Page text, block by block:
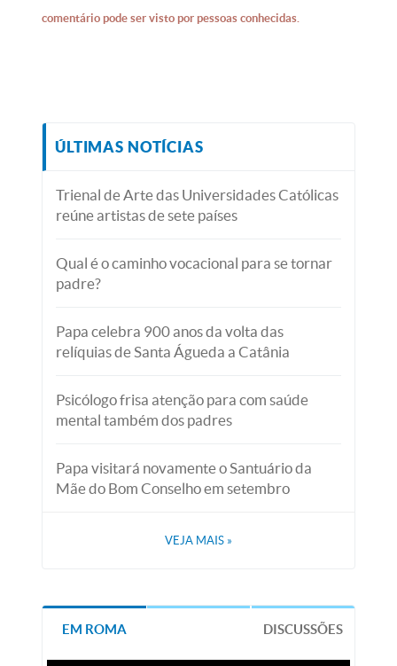
comentário pode ser visto por pessoas conhecidas.
ÚLTIMAS NOTÍCIAS
Trienal de Arte das Universidades Católicas
reúne artistas de sete países
Qual é o caminho vocacional para se tornar
padre?
Papa celebra 900 anos da volta das
relíquias de Santa Águeda a Catânia
Psicólogo frisa atenção para com saúde
mental também dos padres
Papa visitará novamente o Santuário da
Mãe do Bom Conselho em setembro
VEJA MAIS »
EM ROMA DISCUSSÕES